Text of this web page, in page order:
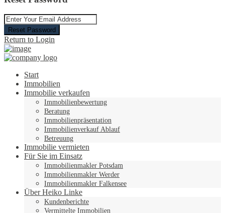
Reset Password
Return to Login
Start
Immobilien
Immobilie verkaufen
Immobilienbewertung
Beratung
Immobilienpräsentation
Immobilienverkauf Ablauf
Betreuung
Immobilie vermieten
Für Sie im Einsatz
Immobilienmakler Potsdam
Immobilienmakler Werder
Immobilienmakler Falkensee
Über Heiko Linke
Kundenberichte
Vermittelte Immobilien